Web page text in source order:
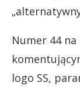
Numer 44
logo SS,